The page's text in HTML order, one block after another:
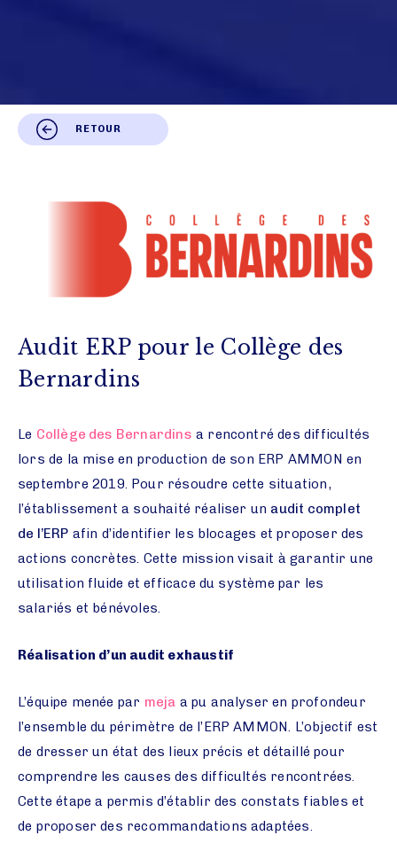
RETOUR
Audit ERP pour le Collège des
Bernardins
Le Collège des Bernardins a rencontré des difficultés
lors de la mise en production de son ERP AMMON en
septembre 2019. Pour résoudre cette situation,
l’établissement a souhaité réaliser un audit complet
de l’ERP afin d’identifier les blocages et proposer des
actions concrètes. Cette mission visait à garantir une
utilisation fluide et efficace du système par les
salariés et bénévoles.
Réalisation d’un audit exhaustif
L’équipe menée par meja a pu analyser en profondeur
l’ensemble du périmètre de l’ERP AMMON. L’objectif est
de dresser un état des lieux précis et détaillé pour
comprendre les causes des difficultés rencontrées.
Cette étape a permis d’établir des constats fiables et
de proposer des recommandations adaptées.